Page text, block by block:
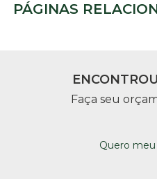
PÁGINAS
Faça seu
Quero